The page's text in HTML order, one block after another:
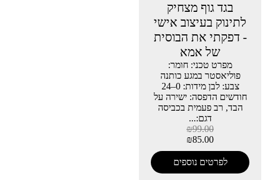
בגד גוף מצחיק
לתינוק בעיצוב אישי
- דפקתי את הבוסית
של אמא
מפרט טכני: חומר:
פוליאסטר במגע כותנה
צבע: לבן מידות: 0–24
חודשים הדפסה: ישירה על
הבד, רב פעמית בכביסה
דגם:...
₪99.00
₪85.00
לפרטים נוספים